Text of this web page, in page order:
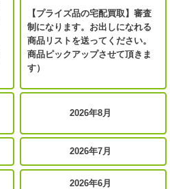
【プライズ品の宅配買取】審査
制になります。お出しになれる
商品リストを送ってください。
商品ピックアップさせて頂きま
す）
2026年8月
2026年7月
2026年6月